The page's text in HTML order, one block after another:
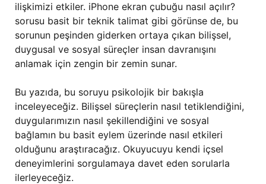
ilişkimizi etkiler. iPhone ekran çubuğu nasıl açılır?
sorusu basit bir teknik talimat gibi görünse de, bu
sorunun peşinden giderken ortaya çıkan bilişsel,
duygusal ve sosyal süreçler insan davranışını
anlamak için zengin bir zemin sunar.
Bu yazıda, bu soruyu psikolojik bir bakışla
inceleyeceğiz. Bilişsel süreçlerin nasıl tetiklendiğini,
duygularımızın nasıl şekillendiğini ve sosyal
bağlamın bu basit eylem üzerinde nasıl etkileri
olduğunu araştıracağız. Okuyucuyu kendi içsel
deneyimlerini sorgulamaya davet eden sorularla
ilerleyeceğiz.